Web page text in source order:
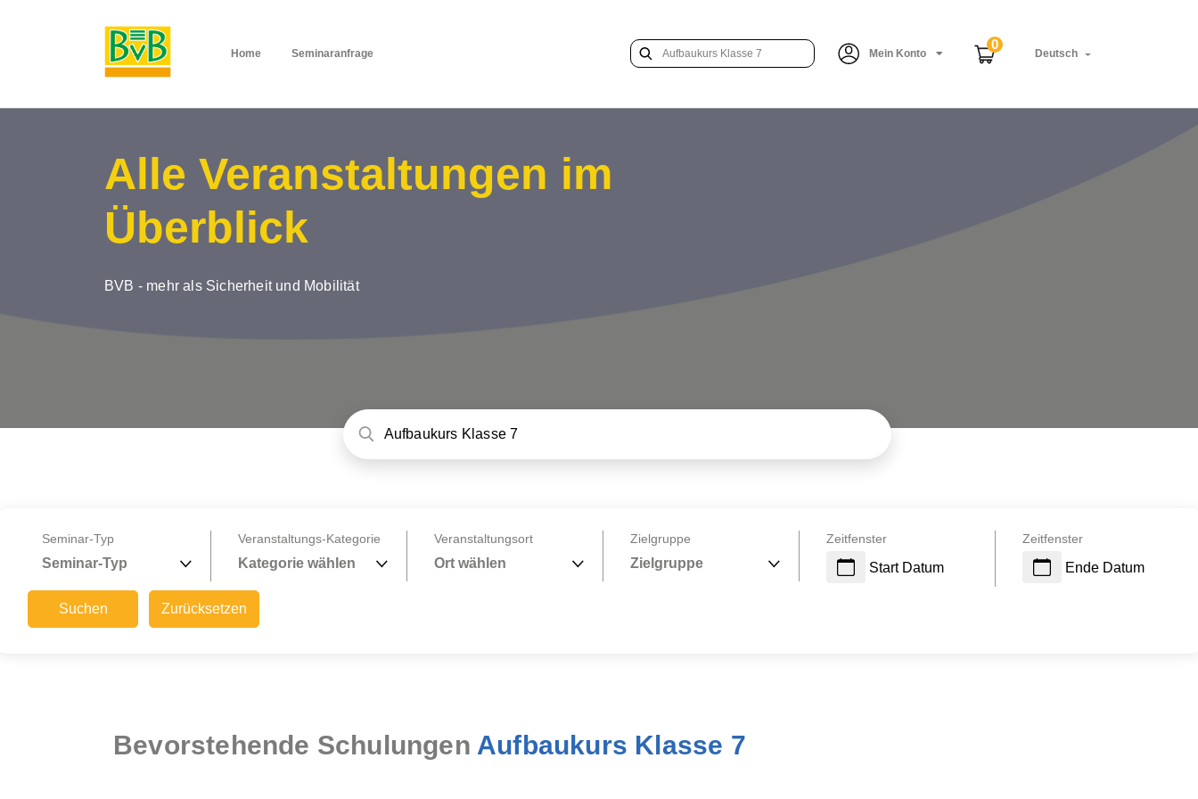
Home Seminaranfrage Mein Konto
0
Deutsch
Alle Veranstaltungen im
Überblick
BVB - mehr als Sicherheit und Mobilität
Seminar-Typ
Seminar-Typ
Veranstaltungs-Kategorie
Kategorie wählen
Veranstaltungsort
Ort wählen
Zielgruppe
Zielgruppe
Zeitfenster
Start Datum
Zeitfenster
Ende Datum
Suchen Zurücksetzen
Bevorstehende Schulungen Aufbaukurs Klasse 7